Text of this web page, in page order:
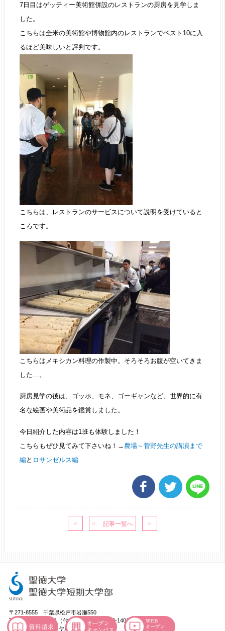
7日目はゲッティー美術館併設のレストランの厨房を見学しま
した。
こちらは全米の美術館や博物館内のレストランでベスト10に入
るほど美味しいと評判です。
こちらは、レストランのサービスについて説明を受けていると
ころです。
こちらはメキシカン料理の作製中。そろそろお腹が空いてきま
した…。
厨房見学の後は、ゴッホ、モネ、ゴーギャンなど、世界的に有
名な絵画や美術品を鑑賞しました。
今日紹介した内容は1班も体験しました！
こちらもぜひ見てみて下さいね！→ 農場～菅野先生の講演まで
編と ロサンゼルス編
〒271-8555 千葉県松戸市岩瀬550
TEL：047-365-1111（代） FAX：047-363-1401
受験相談フリーダイヤル：0120-66-5531